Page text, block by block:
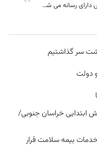
وقتی تیم خاص دارای رسانه می شوند
سر گذاشتیم
دولت
ابتدایی خراسان جنوبی/
بیمه سلامت قرار